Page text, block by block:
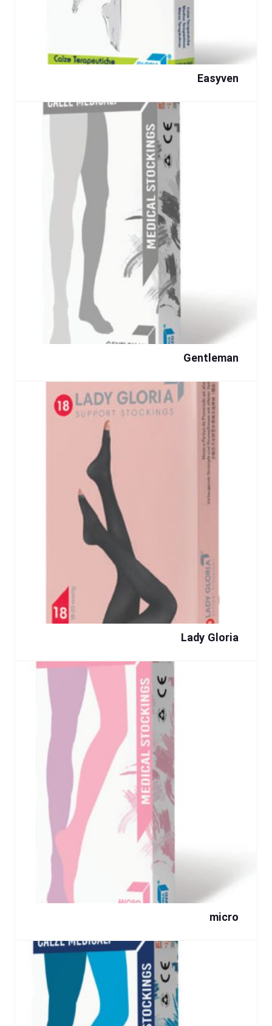
Easyven
Gentleman
Lady Gloria
micro